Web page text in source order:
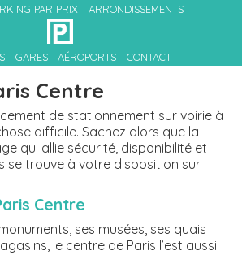
PAR PRIX ARRONDISSEMENTS
GARES AÉROPORTS CONTACT
Centre
de stationnement sur voirie à
difficile. Sachez alors que la
qui allie sécurité, disponibilité et
se trouve à votre disposition sur
Centre
ses musées, ses quais
le centre de Paris l’est aussi